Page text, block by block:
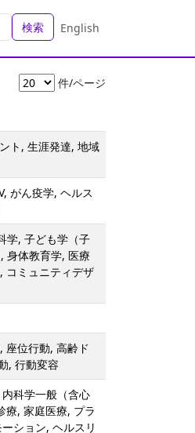
検索 English
件/ページ
ト, 生涯発達, 地域
がん疫学, ヘルス
学, 子ども学（子
身体教育学, 医療
コミュニティデザ
座位行動, 高齢ド
, 行動変容
科学一般（含心
療, 家庭医療, プラ
ション, ヘルスリ